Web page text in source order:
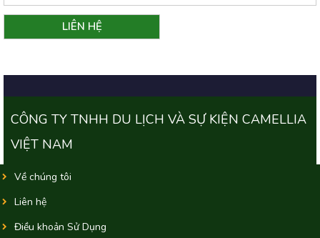
CÔNG TY TNHH DU LỊCH VÀ SỰ KIỆN CAMELLIA
VIỆT NAM
Về chúng tôi
Liên hệ
Điều khoản Sử Dụng